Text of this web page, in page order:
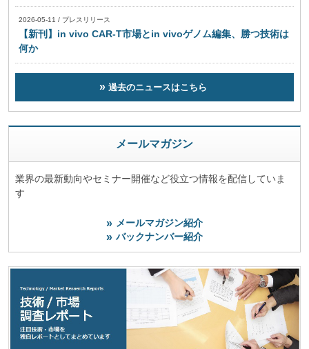
2026-05-11 / プレスリリース
【新刊】in vivo CAR-T市場とin vivoゲノム編集、勝つ技術は
何か
過去のニュースはこちら
メールマガジン
業界の最新動向やセミナー開催など役立つ情報を配信していま
す
メールマガジン紹介
バックナンバー紹介